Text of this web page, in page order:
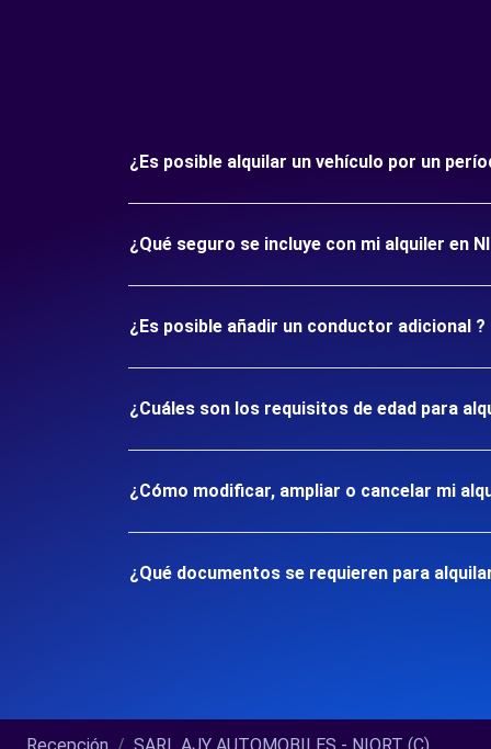
¿Es posible alquilar un vehículo por un
¿Qué seguro se incluye con mi alquiler en
¿Es posible añadir un conductor adicional ?
¿Cuáles son los requisitos de edad para
¿Cómo modificar, ampliar o cancelar mi
¿Qué documentos se requieren para